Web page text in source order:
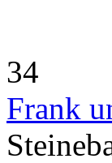
34
Frank